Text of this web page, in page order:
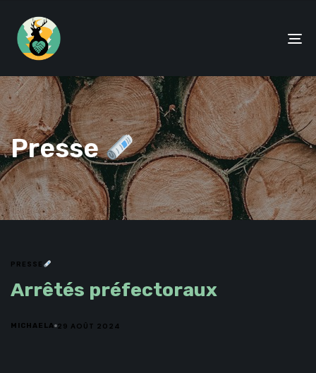
Presse
PRESSE
Arrêtés préfectoraux
MICHAELA 29 AOÛT 2024